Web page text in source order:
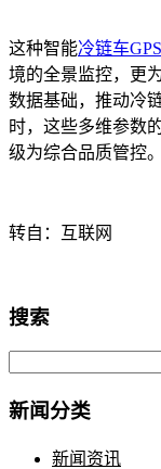
这种智能冷链车GPS
境的全景监控，更
数据基础，推动冷
时，这些多维参数
级为综合品质管控。
转自：互联网
搜索
新闻分类
新闻资讯